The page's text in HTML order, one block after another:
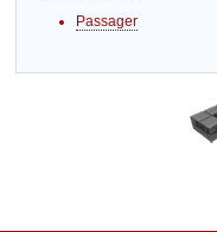
Passager